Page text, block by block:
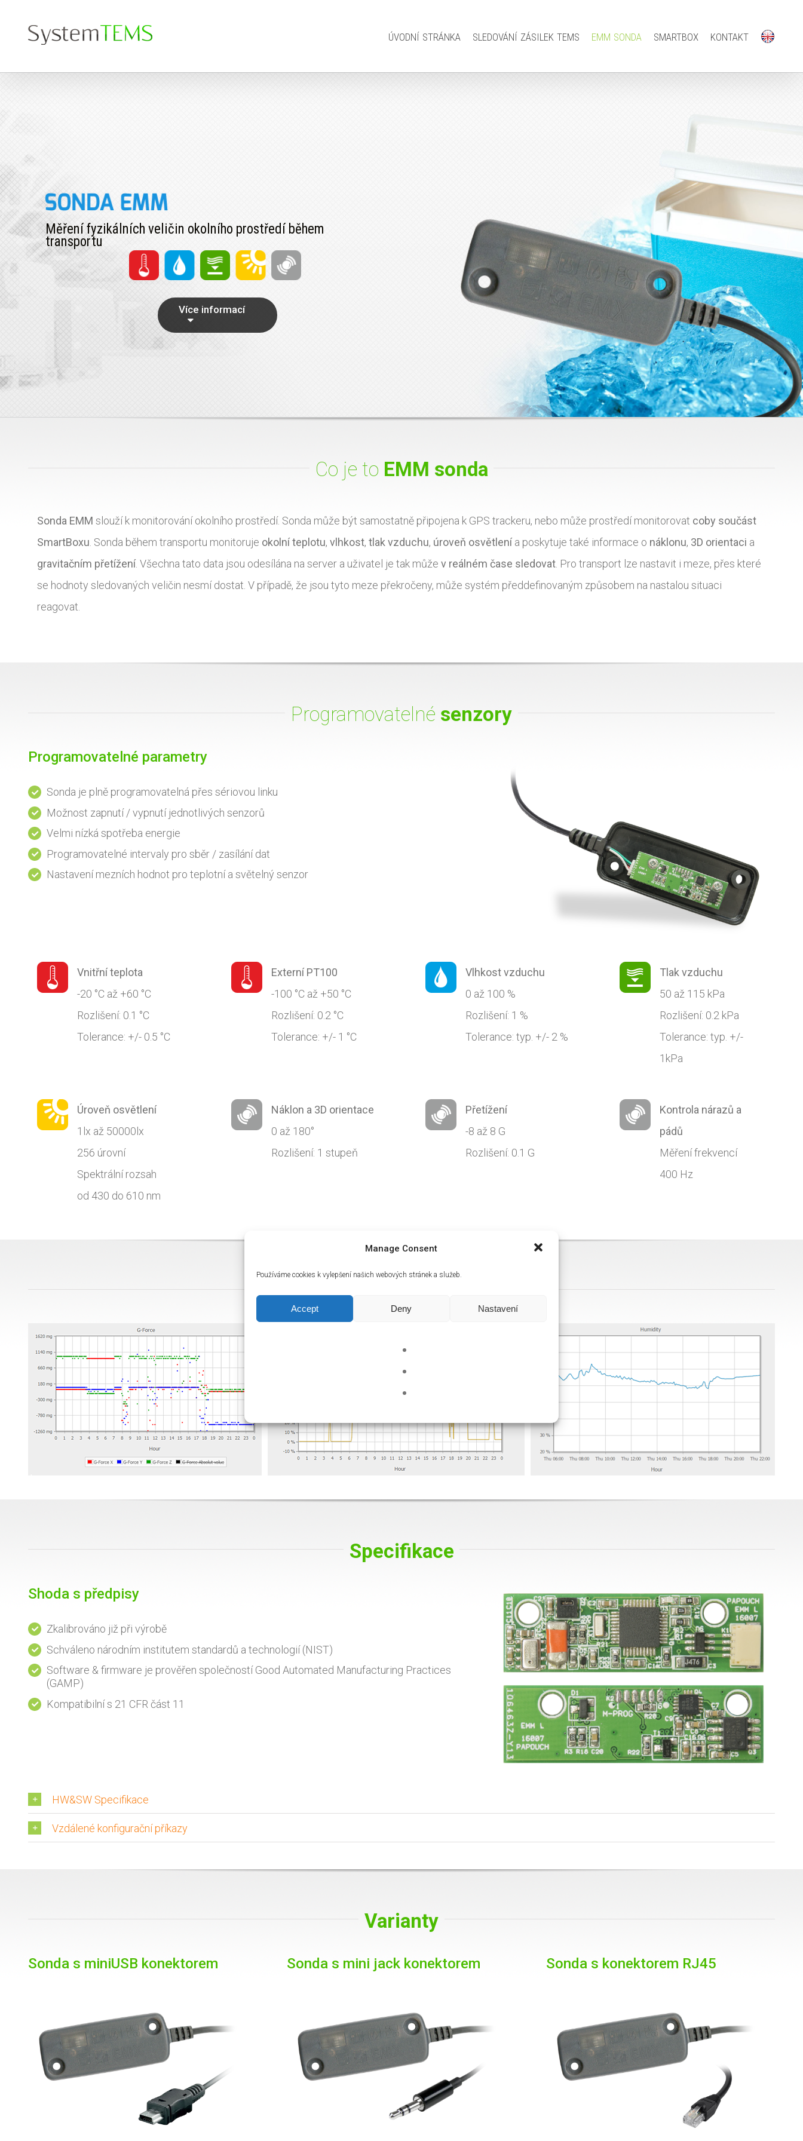
Manage Consent
Používáme cookies k vylepšení našich webových stránek a služeb.
Accept Deny Nastavení
úvodní stránka sledování zásilek tems emm sonda smartbox kontakt
Měření fyzikálních veličin okolního prostředí během
transportu
Více informací
Co je to EMM sonda
Sonda EMM slouží k monitorování okolního prostředí. Sonda může být samostatně připojena k GPS trackeru, nebo může prostředí monitorovat coby součást
SmartBoxu . Sonda během transportu monitoruje okolní teplotu, vlhkost, tlak vzduchu, úroveň osvětlenía poskytuje také informace o náklonu, 3D orientaci a
gravitačním přetížení. Všechna tato data jsou odesílána na server a uživatel je tak může v reálném čase sledovat . Pro transport lze nastavit i meze, přes které
se hodnoty sledovaných veličin nesmí dostat. V případě, že jsou tyto meze překročeny, může systém předdefinovaným způsobem na nastalou situaci
reagovat.
Programovatelné senzory
Programovatelné parametry
Sonda je plně programovatelná přes sériovou linku
Možnost zapnutí / vypnutí jednotlivých senzorů
Velmi nízká spotřeba energie
Programovatelné intervaly pro sběr / zasílání dat
Nastavení mezních hodnot pro teplotní a světelný senzor
Vnitřní teplota
-20 °C až +60 °C
Rozlišení: 0.1 °C
Tolerance: +/- 0.5 °C
Externí PT100
-100 °C až +50 °C
Rozlišení: 0.2 °C
Tolerance: +/- 1 °C
Vlhkost vzduchu
0 až 100 %
Rozlišení: 1 %
Tolerance: typ. +/- 2 %
Tlak vzduchu
50 až 115 kPa
Rozlišení: 0.2 kPa
Tolerance: typ. +/-
1kPa
Úroveň osvětlení
1lx až 50000lx
256 úrovní
Spektrální rozsah
od 430 do 610 nm
Náklon a 3D orientace
0 až 180°
Rozlišení: 1 stupeň
Přetížení
-8 až 8 G
Rozlišení: 0.1 G
Kontrola nárazů a
pádů
Měření frekvencí
400 Hz
Ukázky
Specifikace
Shoda s předpisy
Zkalibrováno již při výrobě
Schváleno národním institutem standardů a technologií (NIST)
Software & firmware je prověřen společností Good Automated Manufacturing Practices
(GAMP)
Kompatibilní s 21 CFR část 11
HW&SW Specifikace
Vzdálené konfigurační příkazy
Varianty
Sonda s miniUSB konektorem Sonda s mini jack konektorem Sonda s konektorem RJ45